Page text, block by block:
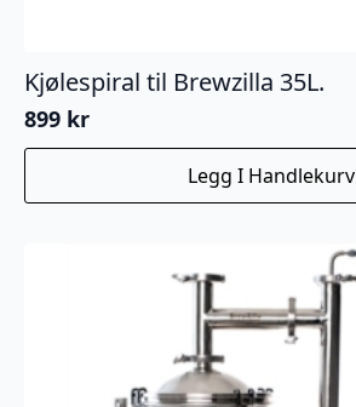
Kjølespiral til Brewzilla 35L.
899 kr
Legg I Handlekurv